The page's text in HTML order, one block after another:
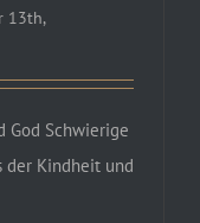
13th,
God Schwierige
der Kindheit und